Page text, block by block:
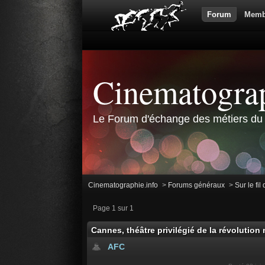
Forum
Le Forum d'échange des métiers
Cinematographie.info > Forums généraux > Sur le fil
Page 1 sur 1
Cannes, théâtre privilégié de la révolution
AFC